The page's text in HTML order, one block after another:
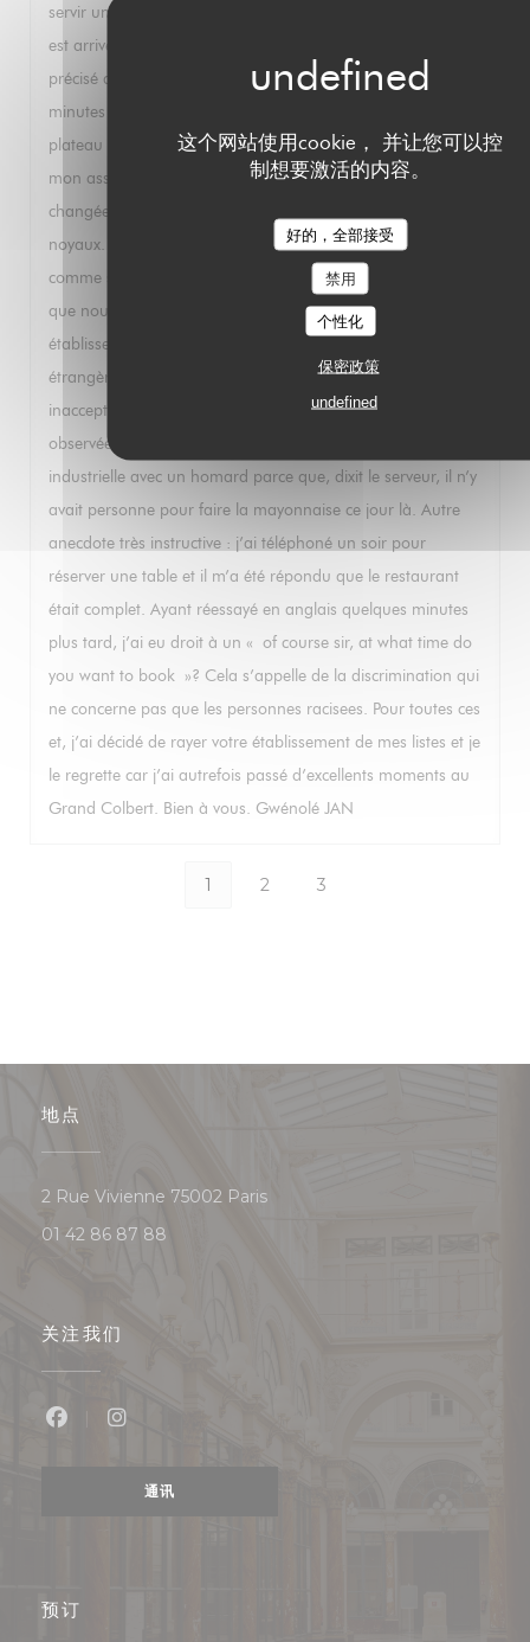
这个网站使用cookie， 并让您可以控
制想要激活的内容。
好的，全部接受
禁用
个性化
保密政策
undefined
servir une carafe que j’ai refusée. . Quand un autre serveur
est arrivé avec les huîtres, il n’y en avait que six. Je lui ai
précisé que j’en avais commandé une douzaine et quelques
minutes plus tard la précédente serveuse m’a apporté le
plateau demandé sans excuses pour l’erreur. . Alors que
mon assiette était pleine de noyaux d’olives, elle ne l’a pas
changée et j’ai dû manger mes huîtres au milieu des
noyaux. . Le Paris Brest commandé par la suite était sec
comme s’il avait été préparé il y a plusieurs jours. Je sais
que nous sommes au mois d’août et que votre
établissement travaille essentiellement avec un clientèle
étrangère moins exigeante mais je trouve tout cela
inacceptable. Cela fait suite à d’autres déconvenues
observées lors de mes précédents passages: mayonnaise
industrielle avec un homard parce que, dixit le serveur, il n’y
avait personne pour faire la mayonnaise ce jour là. Autre
anecdote très instructive : j’ai téléphoné un soir pour
réserver une table et il m’a été répondu que le restaurant
était complet. Ayant réessayé en anglais quelques minutes
plus tard, j’ai eu droit à un « of course sir, at what time do
you want to book »? Cela s’appelle de la discrimination qui
ne concerne pas que les personnes racisees. Pour toutes ces
et, j’ai décidé de rayer votre établissement de mes listes et je
le regrette car j’ai autrefois passé d’excellents moments au
Grand Colbert. Bien à vous. Gwénolé JAN
1 2 3
地点
2 Rue Vivienne 75002 Paris((在新窗口中打开))
01 42 86 87 88
关注我们
通讯
预订